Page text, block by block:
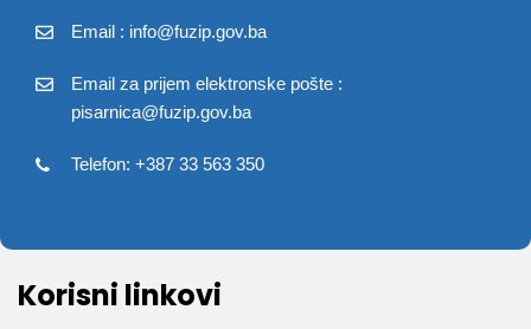
Email : info@fuzip.gov.ba
Email za prijem elektronske pošte :
pisarnica@fuzip.gov.ba
Telefon: +387 33 563 350
Korisni linkovi